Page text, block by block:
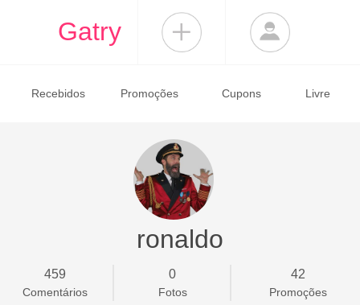
Gatry
Recebidos Promoções Cupons Livre
ronaldo
459
Comentários
0
Fotos
42
Promoções